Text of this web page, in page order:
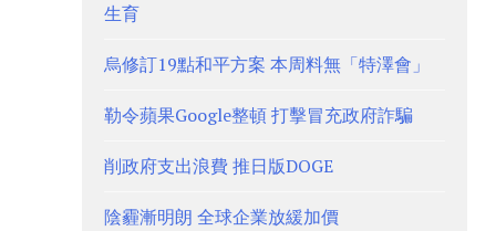
生育
烏修訂19點和平方案 本周料無「特澤會」
勒令蘋果Google整頓 打擊冒充政府詐騙
削政府支出浪費 推日版DOGE
陰霾漸明朗 全球企業放緩加價